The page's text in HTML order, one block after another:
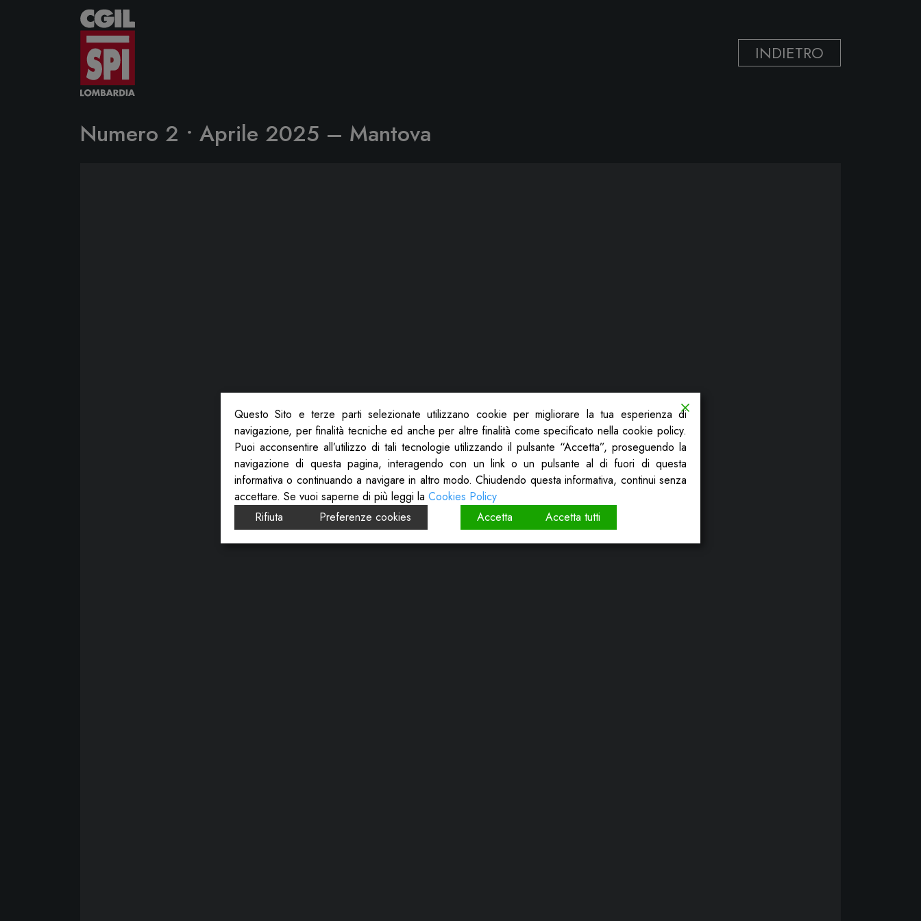
Vai al contenuto
INDIETRO
Numero 2 • Aprile 2025 – Mantova
Questo Sito e terze parti selezionate utilizzano cookie per migliorare la tua esperienza di
navigazione, per finalità tecniche ed anche per altre finalità come specificato nella cookie policy.
Puoi acconsentire all’utilizzo di tali tecnologie utilizzando il pulsante “Accetta”, proseguendo la
navigazione di questa pagina, interagendo con un link o un pulsante al di fuori di questa
informativa o continuando a navigare in altro modo. Chiudendo questa informativa, continui senza
accettare. Se vuoi saperne di più leggi la Cookies Policy
Rifiuta
Preferenze cookies Accetta Accetta tutti